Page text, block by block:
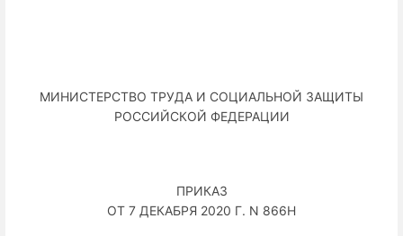
МИНИСТЕРСТВО ТРУДА И СОЦИАЛЬНОЙ ЗАЩИТЫ
РОССИЙСКОЙ ФЕДЕРАЦИИ
ПРИКАЗ
ОТ 7 ДЕКАБРЯ 2020 Г. N 866Н